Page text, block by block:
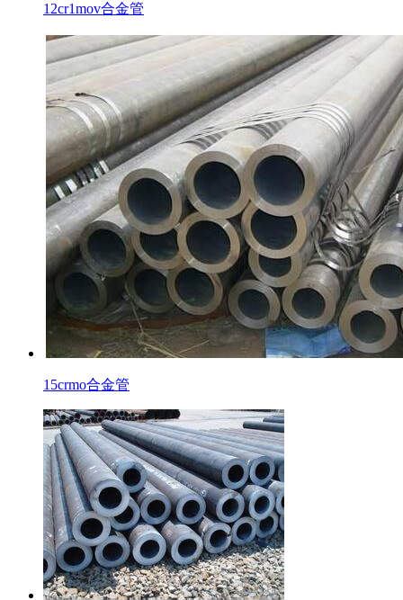
12cr1mov合金管
15crmo合金管